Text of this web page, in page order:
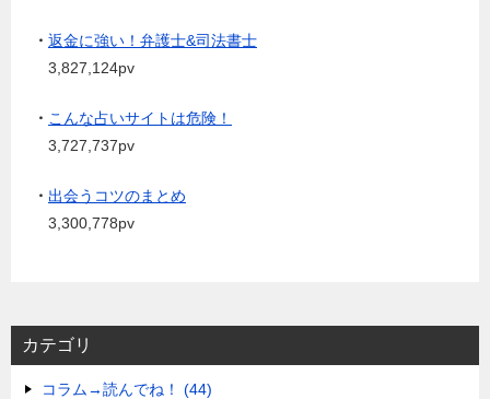
・ 返金に強い！弁護士&司法書士
3,827,124pv
・ こんな占いサイトは危険！
3,727,737pv
・ 出会うコツのまとめ
3,300,778pv
カテゴリ
コラム→読んでね！ (44)